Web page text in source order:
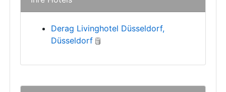
Derag Livinghotel Düsseldorf,
Düsseldorf